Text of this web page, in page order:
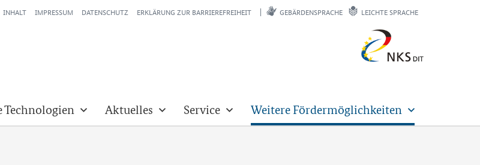
INHALT IMPRESSUM DATENSCHUTZ ERKLÄRUNG ZUR BARRIEREFREIHEIT GEBÄRDENSPRACHE LEICHTE SPRACHE
Aktuelles Service Weitere Fördermöglichkeiten